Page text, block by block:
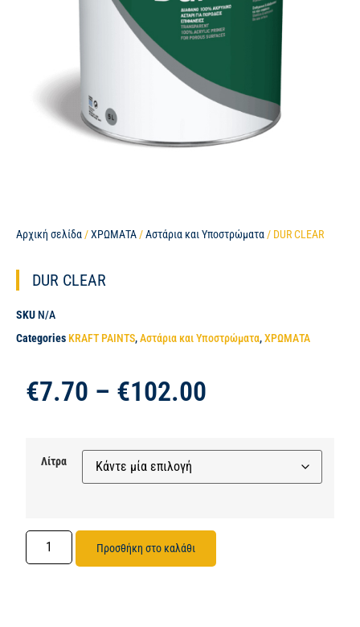
Αρχική σελίδα /ΧΡΩΜΑΤΑ /Αστάρια και Υποστρώματα / DUR CLEAR
DUR CLEAR
SKU N/A
Categories KRAFT PAINTS,Αστάρια και Υποστρώματα,ΧΡΩΜΑΤΑ
€7.70 – €102.00
Λίτρα
Προσθήκη στο καλάθι